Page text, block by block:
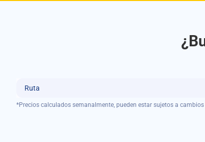
Ruta
*Precios calculados semanalmente, pueden estar sujetos a